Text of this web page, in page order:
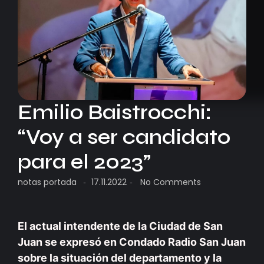
Emilio Baistrocchi:
“Voy a ser candidato
para el 2023”
notas portada - 17.11.2022 - No Comments
El actual intendente de la Ciudad de San
Juan se expresó en Condado Radio San Juan
sobre la situación del departamento y la